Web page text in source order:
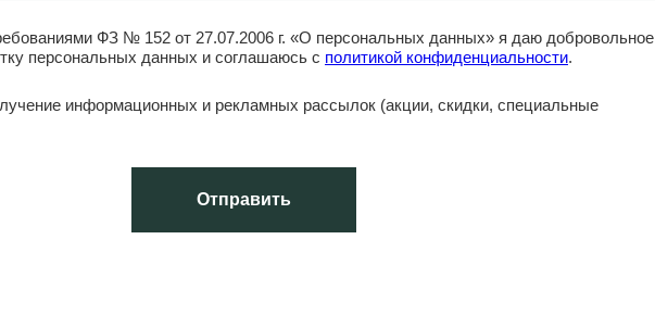
ФЗ № 152 от 27.07.2006 г. «О персональных данных» я даю добровольное
персональных данных и соглашаюсь c политикой конфиденциальности.
информационных и рекламных рассылок (акции, скидки, специальные
Отправить